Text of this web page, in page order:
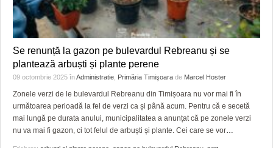
Se renunță la gazon pe bulevardul Rebreanu și se
plantează arbuști și plante perene
09 octombrie 2025 înAdministratie Primăria Timişoara de Marcel Hoster
Zonele verzi de le bulevardul Rebreanu din Timișoara nu vor mai fi în
următoarea perioadă la fel de verzi ca și până acum. Pentru că e secetă
mai lungă pe durata anului, municipalitatea a anunțat că pe zonele verzi
nu va mai fi gazon, ci tot felul de arbuști și plante. Cei care se vor…